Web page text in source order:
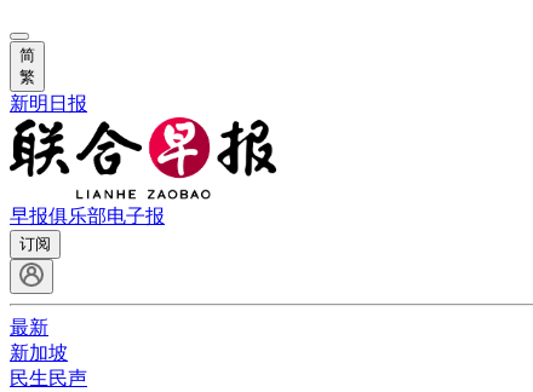
简
繁
新明日报
早报俱乐部电子报
订阅
最新
新加坡
民生民声